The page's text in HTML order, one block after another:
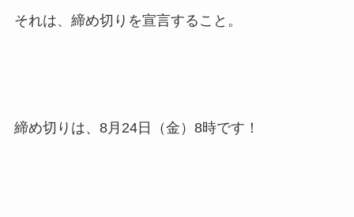
それは、締め切りを宣言すること。
締め切りは、8月24日（金）8時です！